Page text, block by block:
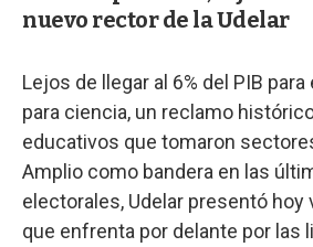
nuevo rector de la Udelar
Lejos de llegar al 6% del PIB
para ciencia, un reclamo
educativos que tomaron
Amplio como bandera en las
electorales, Udelar presentó hoy
que enfrenta por delante por las